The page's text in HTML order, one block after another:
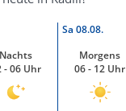
Sa 08.08.
Nachts
- 06 Uhr
Morgens
06 - 12 Uhr